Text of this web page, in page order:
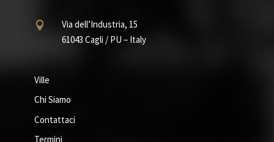

Via dell’Industria, 15
61043 Cagli / PU – Italy
Ville
Chi Siamo
Contattaci
Termini